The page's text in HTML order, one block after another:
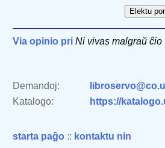
Via opinio pri Ni vivas malgraŭ ĉio
Demandoj:
Katalogo:
https://
starta paĝo :: kontaktu nin